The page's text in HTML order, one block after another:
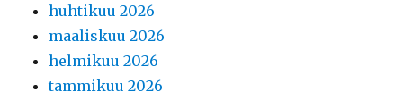
huhtikuu 2026
maaliskuu 2026
helmikuu 2026
tammikuu 2026